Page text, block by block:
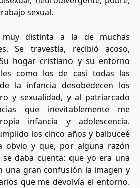
sexual.
distinta a la de muchas
Se travestía, recibió acoso,
hogar cristiano y su entorno
como los de casi todas las
la infancia desobedecen los
y sexualidad, y al patriarcado
que inevitablemente me
infancia y adolescencia.
los cinco años y balbuceé
obvio y que, por alguna razón
se daba cuenta: que yo era una
una gran confusión la imagen y
que me devolvía el entorno.